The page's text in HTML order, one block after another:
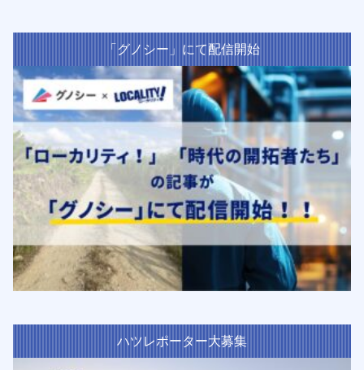
「グノシー」にて配信開始
ハツレポーター大募集